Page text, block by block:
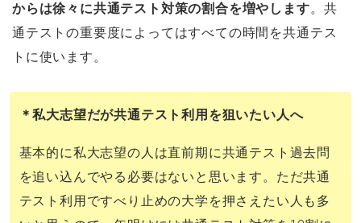
からは徐々に共通テスト対策の割合を増やします。共
通テストの重要度によってはすべての時間を共通テス
トに使います。
＊私大志望だが共通テスト利用を狙いたい人へ
基本的に私大志望の人は直前期に共通テスト過去問
を追い込んでやる必要はないと思います。ただ共通
テスト利用ですべり止めの大学を押さえたい人も多